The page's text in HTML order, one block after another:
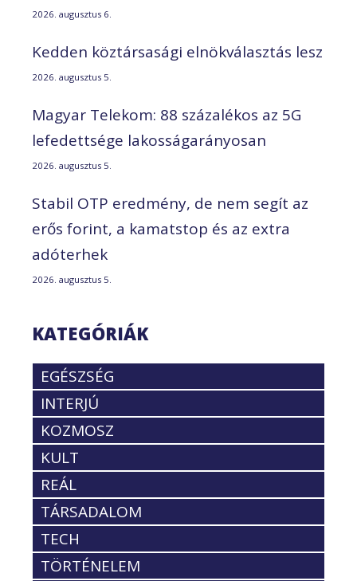
2026. augusztus 6.
Kedden köztársasági elnökválasztás lesz
2026. augusztus 5.
Magyar Telekom: 88 százalékos az 5G
lefedettsége lakosságarányosan
2026. augusztus 5.
Stabil OTP eredmény, de nem segít az
erős forint, a kamatstop és az extra
adóterhek
2026. augusztus 5.
KATEGÓRIÁK
EGÉSZSÉG
INTERJÚ
KOZMOSZ
KULT
REÁL
TÁRSADALOM
TECH
TÖRTÉNELEM